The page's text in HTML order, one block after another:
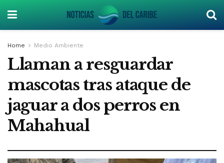
Home Medio Ambiente
Llaman a resguardar
mascotas tras ataque de
jaguar a dos perros en
Mahahual